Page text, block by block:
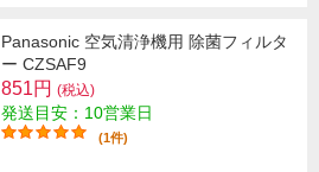
Panasonic 空気清浄機用 除菌フィルタ
ー CZSAF9
851円 (税込)
発送目安：10営業日
(1件)